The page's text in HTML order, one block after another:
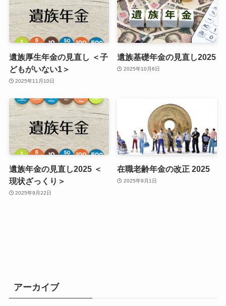
遺族厚生年金の見直し ＜子
どもがいない1＞
2025年11月10日
遺族基礎年金の見直し2025
2025年10月6日
遺族年金の見直し2025 ＜
現状ざっくり＞
2025年9月22日
在職老齢年金の改正 2025
2025年9月1日
アーカイブ